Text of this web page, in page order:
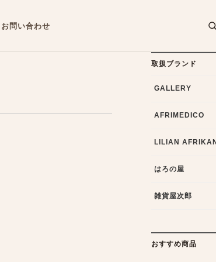
お問い合わせ
取扱ブランド
GALLERY
AFRIMEDICO
LILIAN
はろの屋
雑貨屋次郎
おすすめ商品